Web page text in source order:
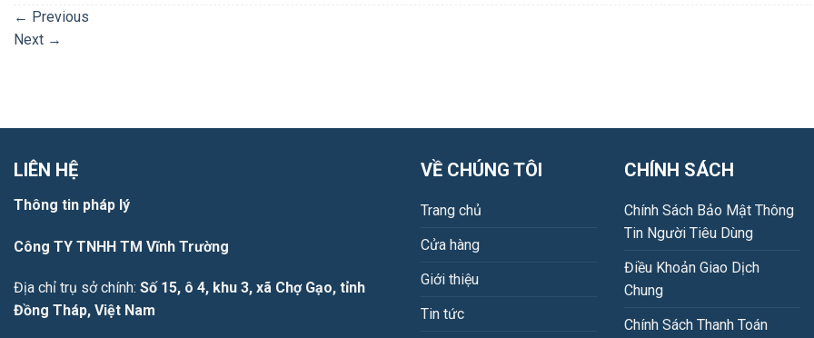
← Previous
Next →
LIÊN HỆ
Thông tin pháp lý
Công TY TNHH TM Vĩnh Trường
Địa chỉ trụ sở chính: Số 15, ô 4, khu 3, xã Chợ Gạo, tỉnh
Đồng Tháp, Việt Nam
VỀ CHÚNG TÔI
Trang chủ
Cửa hàng
Giới thiệu
Tin tức
CHÍNH SÁCH
Chính Sách Bảo Mật Thông
Tin Người Tiêu Dùng
Điều Khoản Giao Dịch
Chung
Chính Sách Thanh Toán